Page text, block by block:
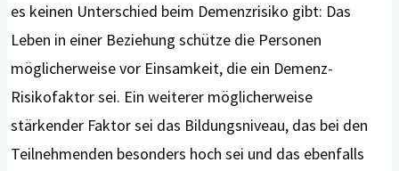
es keinen Unterschied beim Demenzrisiko gibt: Das
Leben in einer Beziehung schütze die Personen
möglicherweise vor Einsamkeit, die ein Demenz-
Risikofaktor sei. Ein weiterer möglicherweise
stärkender Faktor sei das Bildungsniveau, das bei den
Teilnehmenden besonders hoch sei und das ebenfalls